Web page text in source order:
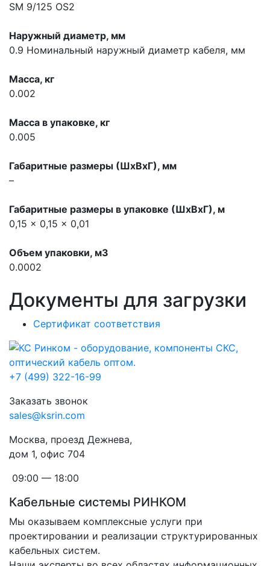
SM 9/125 OS2
Наружный диаметр, мм
0.9 Номинальный наружный диаметр кабеля, мм
Масса, кг
0.002
Масса в упаковке, кг
0.005
Габаритные размеры (ШхВхГ), мм
–
Габаритные размеры в упаковке (ШхВхГ), м
0,15 x 0,15 x 0,01
Объем упаковки, м3
0.0002
Документы для загрузки
Сертификат соответствия
+7 (499) 322-16-99
Заказать звонок
sales@ksrin.com
Москва, проезд Дежнева,
дом 1, офис 704
09:00 — 18:00
Кабельные системы РИНКОМ
Мы оказываем комплексные услуги при
проектировании и реализации структурированных
кабельных систем.